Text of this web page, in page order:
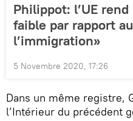
Philippot: l’UE
faible par rapport
l’immigration»
5 Novembre 2020, 17:26
Dans un même registre,
l’Intérieur du précédent